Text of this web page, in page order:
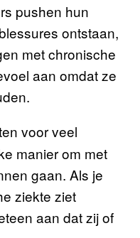
pushen hun
ontstaan,
met chronische
aan omdat ze
voor veel
manier om met
gaan. Als je
ziekte ziet
aan dat zij of